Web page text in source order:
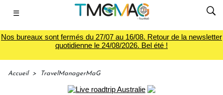
☰
Nos bureaux sont fermés du 27/07 au 16/08. Retour de la newsletter
quotidienne le 24/08/2026. Bel été !
Accueil > TravelManagerMaG